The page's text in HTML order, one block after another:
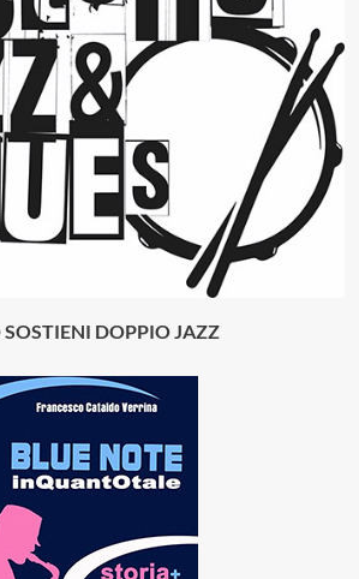
SOSTIENI DOPPIO JAZZ